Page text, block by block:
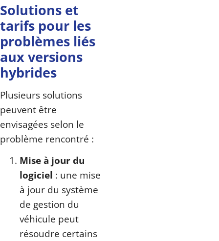
Solutions et
tarifs pour les
problèmes liés
aux versions
hybrides
Plusieurs solutions
peuvent être
envisagées selon le
problème rencontré :
Mise à jour du
logiciel : une mise
à jour du système
de gestion du
véhicule peut
résoudre certains